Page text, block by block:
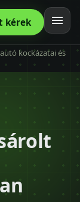
kérek
kockázatai és